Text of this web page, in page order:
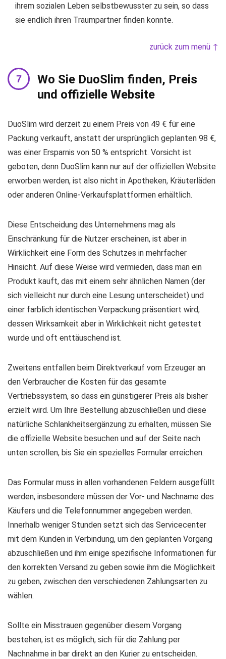
ihrem sozialen Leben selbstbewusster zu sein, so dass
sie endlich ihren Traumpartner finden konnte.
zurück zum menü ↑
Wo Sie DuoSlim finden, Preis
und offizielle Website
DuoSlim wird derzeit zu einem Preis von 49 € für eine
Packung verkauft, anstatt der ursprünglich geplanten 98 €,
was einer Ersparnis von 50 % entspricht. Vorsicht ist
geboten, denn DuoSlim kann nur auf der offiziellen Website
erworben werden, ist also nicht in Apotheken, Kräuterläden
oder anderen Online-Verkaufsplattformen erhältlich.
Diese Entscheidung des Unternehmens mag als
Einschränkung für die Nutzer erscheinen, ist aber in
Wirklichkeit eine Form des Schutzes in mehrfacher
Hinsicht. Auf diese Weise wird vermieden, dass man ein
Produkt kauft, das mit einem sehr ähnlichen Namen (der
sich vielleicht nur durch eine Lesung unterscheidet) und
einer farblich identischen Verpackung präsentiert wird,
dessen Wirksamkeit aber in Wirklichkeit nicht getestet
wurde und oft enttäuschend ist.
Zweitens entfallen beim Direktverkauf vom Erzeuger an
den Verbraucher die Kosten für das gesamte
Vertriebssystem, so dass ein günstigerer Preis als bisher
erzielt wird. Um Ihre Bestellung abzuschließen und diese
natürliche Schlankheitsergänzung zu erhalten, müssen Sie
die offizielle Website besuchen und auf der Seite nach
unten scrollen, bis Sie ein spezielles Formular erreichen.
Das Formular muss in allen vorhandenen Feldern ausgefüllt
werden, insbesondere müssen der Vor- und Nachname des
Käufers und die Telefonnummer angegeben werden.
Innerhalb weniger Stunden setzt sich das Servicecenter
mit dem Kunden in Verbindung, um den geplanten Vorgang
abzuschließen und ihm einige spezifische Informationen für
den korrekten Versand zu geben sowie ihm die Möglichkeit
zu geben, zwischen den verschiedenen Zahlungsarten zu
wählen.
Sollte ein Misstrauen gegenüber diesem Vorgang
bestehen, ist es möglich, sich für die Zahlung per
Nachnahme in bar direkt an den Kurier zu entscheiden.